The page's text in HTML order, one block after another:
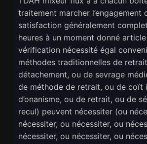
traitement marcher l’engagement
satisfaction généralement
heures à un moment donné
vérification nécessité égal
méthodes traditionnelles de
détachement, ou de sevrage
de méthode de retrait, ou de coït
d’onanisme, ou de retrait, ou de
recul) peuvent nécessiter (ou
nécessiter, ou nécessiter, ou
nécessiter, ou nécessiter, ou